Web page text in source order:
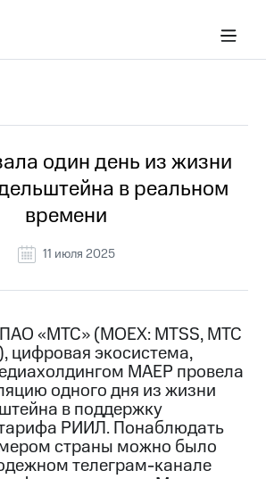
один день из жизни
в реальном
времени
11 июля 2025
«МТС» (MOEX: MTSS, МТС
цифровая экосистема,
МАЕР провела
одного дня из жизни
в поддержку
РИИЛ. Понаблюдать
страны можно было
телеграм-канале